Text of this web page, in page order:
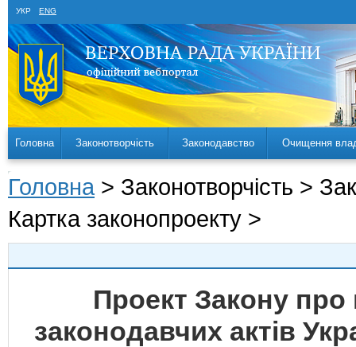
УКР ENG
Головна Законотворчість Законодавство Очищення
Головна > Законотворчість >
Картка законопроекту >
Проект Закону про
законодавчих актів